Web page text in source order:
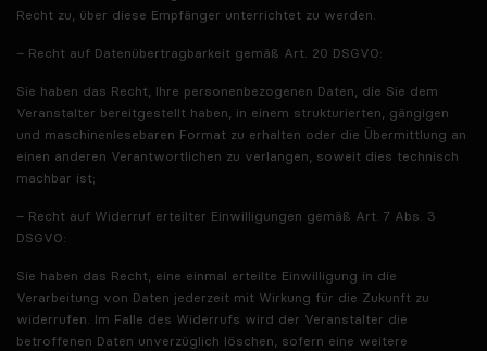
Recht zu, über diese Empfänger unterrichtet zu werden.
– Recht auf Datenübertragbarkeit gemäß Art. 20 DSGVO:
Sie haben das Recht, Ihre personenbezogenen Daten, die Sie dem
Veranstalter bereitgestellt haben, in einem strukturierten, gängigen
und maschinenlesebaren Format zu erhalten oder die Übermittlung an
einen anderen Verantwortlichen zu verlangen, soweit dies technisch
machbar ist;
– Recht auf Widerruf erteilter Einwilligungen gemäß Art. 7 Abs. 3
DSGVO:
Sie haben das Recht, eine einmal erteilte Einwilligung in die
Verarbeitung von Daten jederzeit mit Wirkung für die Zukunft zu
widerrufen. Im Falle des Widerrufs wird der Veranstalter die
betroffenen Daten unverzüglich löschen, sofern eine weitere